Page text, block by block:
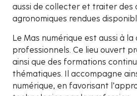
aussi de collecter et traiter des
agronomiques rendues
Le Mas numérique est aussi à la
professionnels. Ce lieu ouvert
ainsi que des formations
thématiques. Il accompagne
numérique, en favorisant